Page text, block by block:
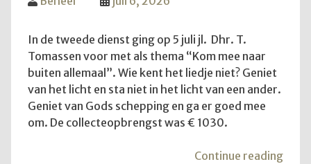
In de tweede dienst ging op 5 juli jl. Dhr. T.
Tomassen voor met als thema “Kom mee naar
buiten allemaal”. Wie kent het liedje niet? Geniet
van het licht en sta niet in het licht van een ander.
Geniet van Gods schepping en ga er goed mee
om. De collecteopbrengst was € 1030.
Continue reading